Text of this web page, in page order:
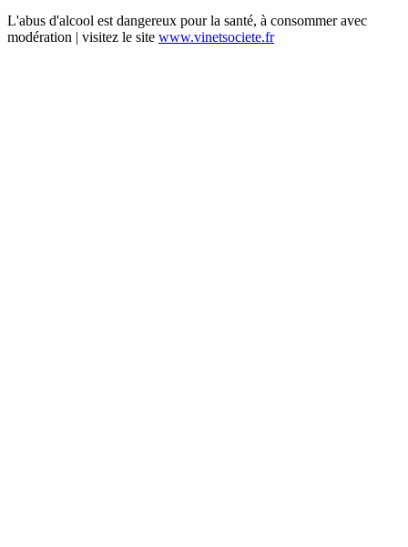
L'abus d'alcool est dangereux pour la santé, à consommer avec
modération | visitez le site www.vinetsociete.fr